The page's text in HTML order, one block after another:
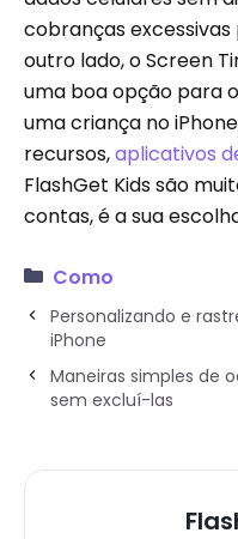
cobranças
outro lado, o Screen
uma boa opção para
uma criança no
recursos,aplicativos
FlashGet Kids são
contas, é a sua
Como
Personalizando e
iPhone
Maneiras simples de
sem excluí-las